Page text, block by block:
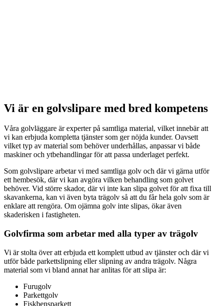
Vi är en golvslipare med bred kompetens
Våra golvläggare är experter på samtliga material, vilket innebär att
vi kan erbjuda kompletta tjänster som ger nöjda kunder. Oavsett
vilket typ av material som behöver underhållas, anpassar vi både
maskiner och ytbehandlingar för att passa underlaget perfekt.
Som golvslipare arbetar vi med samtliga golv och där vi gärna utför
ett hembesök, där vi kan avgöra vilken behandling som golvet
behöver. Vid större skador, där vi inte kan slipa golvet för att fixa till
skavankerna, kan vi även byta trägolv så att du får hela golv som är
enklare att rengöra. Om ojämna golv inte slipas, ökar även
skaderisken i fastigheten.
Golvfirma som arbetar med alla typer av trägolv
Vi är stolta över att erbjuda ett komplett utbud av tjänster och där vi
utför både parkettslipning eller slipning av andra trägolv. Några
material som vi bland annat har anlitas för att slipa är:
Furugolv
Parkettgolv
Fiskbensparkett